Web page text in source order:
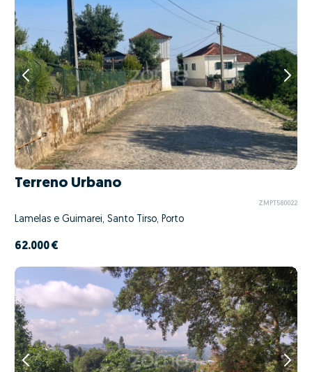
Terreno Urbano
ZMPT580022
Lamelas e Guimarei, Santo Tirso, Porto
62.000 €